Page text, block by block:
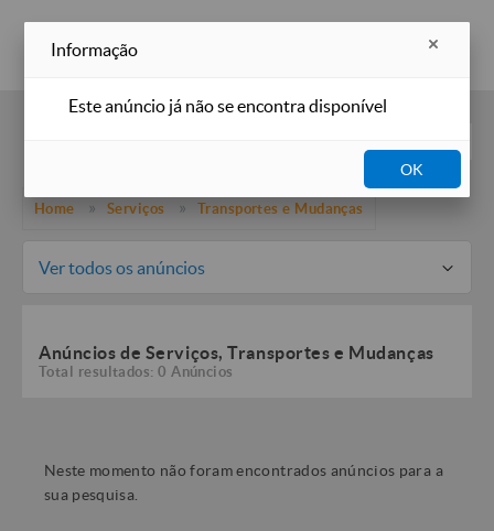
Home Serviços Transportes e Mudanças
Ver todos os anúncios
Anúncios de Serviços, Transportes e Mudanças
Total resultados: 0 Anúncios
Neste momento não foram encontrados anúncios para a
sua pesquisa.
Informação
Este anúncio já não se encontra disponível
OK